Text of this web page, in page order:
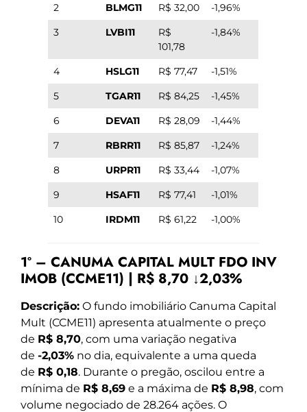
2
BLMG11 R$ 32,00
-1,96%
3
LVBI11
R$
101,78
-1,84%
4 HSLG11 R$ 77,47
-1,51%
5
TGAR11 R$ 84,25
-1,45%
6
DEVA11 R$ 28,09
-1,44%
7
RBRR11 R$ 85,87
-1,24%
8
URPR11 R$ 33,44
-1,07%
9
HSAF11 R$ 77,41
-1,01%
10
IRDM11 R$ 61,22 -1,00%
1º – CANUMA CAPITAL MULT FDO INV
IMOB (CCME11) | R$ 8,70 ↓2,03%
Descrição: O fundo imobiliário Canuma Capital
Mult (CCME11) apresenta atualmente o preço
de R$ 8,70, com uma variação negativa
de -2,03% no dia, equivalente a uma queda
de R$ 0,18. Durante o pregão, oscilou entre a
mínima de R$ 8,69 e a máxima de R$ 8,98, com
volume negociado de 28.264 ações. O